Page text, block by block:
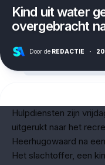
Kind uit water
overgebracht
Door de REDACTIE ·
Hulpdiensten zijn
uitgerukt naar het
Heerhugowaard na
Het slachtoffer, een